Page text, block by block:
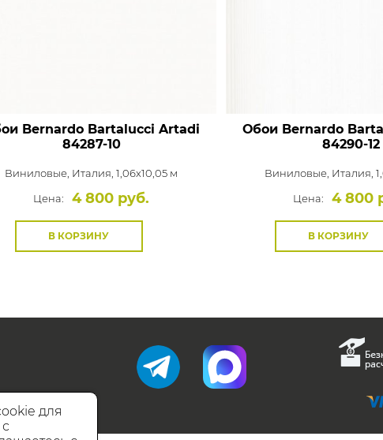
Bernardo Bartalucci Artadi
84287-10
Виниловые, Италия, 1,06x10,05 м
Цена:
4 800 руб.
В КОРЗИНУ
Обои Bernardo
84290-12
Виниловые, Италия,
Цена:
4 800
В КОРЗИНУ
для